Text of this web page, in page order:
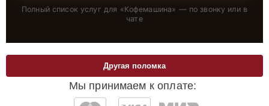
Полный список услуг для «Кофемашина» — по звонку или в
чате
Мы принимаем к оплате:
Другая поломка